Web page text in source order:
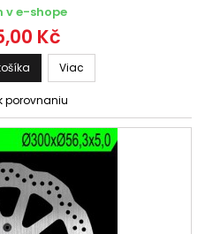
v e-shope
Kč
Viac
porovnaniu